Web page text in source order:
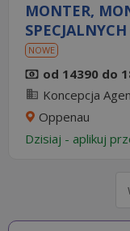
MONTER,
NOWE
od 14390 do
Koncepcja
Oppenau
Dzisiaj - aplikuj